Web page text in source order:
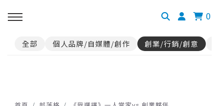
0
全部 個人品牌/自媒體/創作 創業/行銷/創意